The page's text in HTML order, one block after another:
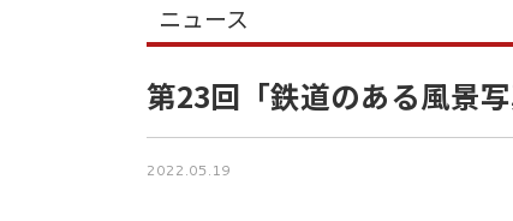
ニュース
第23回「鉄道のある風景
2022.05.19